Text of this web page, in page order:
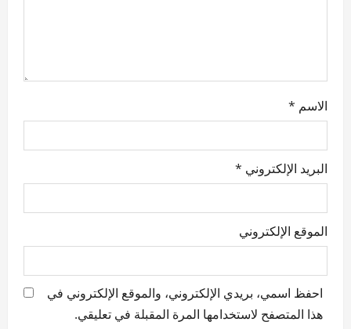
الاسم *
البريد الإلكتروني *
الموقع الإلكتروني
احفظ اسمي، بريدي الإلكتروني، والموقع الإلكتروني في
هذا المتصفح لاستخدامها المرة المقبلة في تعليقي.